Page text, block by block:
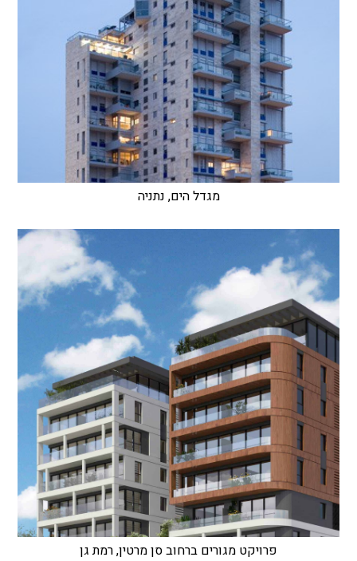
מגדל הים, נתניה
פרויקט מגורים ברחוב סן מרטין, רמת גן